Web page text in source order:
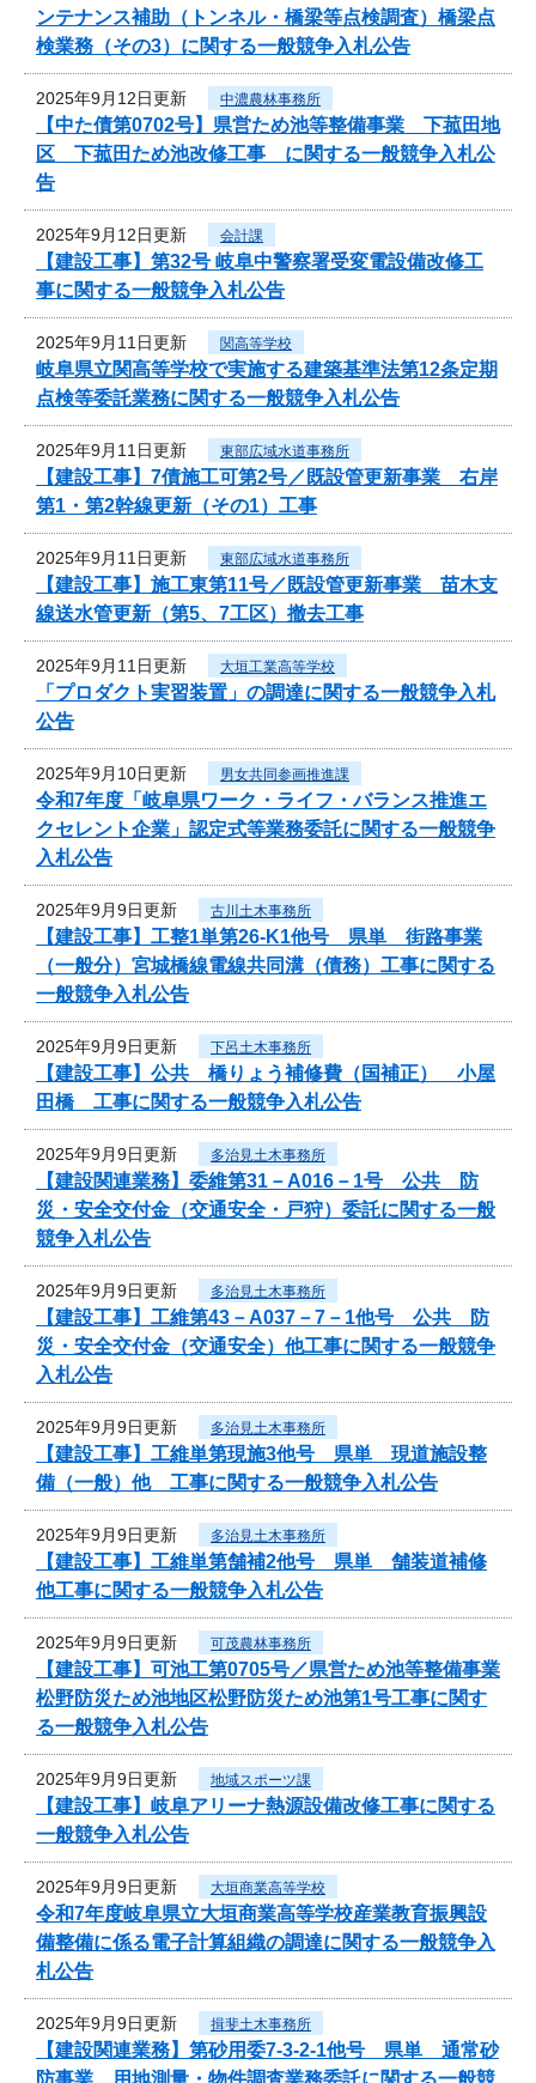
ンテナンス補助（トンネル・橋梁等点検調査）橋梁点
検業務（その3）に関する一般競争入札公告
2025年9月12日更新 中濃農林事務所
【中た債第0702号】県営ため池等整備事業 下菰田地
区 下菰田ため池改修工事 に関する一般競争入札公
告
2025年9月12日更新 会計課
【建設工事】第32号 岐阜中警察署受変電設備改修工
事に関する一般競争入札公告
2025年9月11日更新 関高等学校
岐阜県立関高等学校で実施する建築基準法第12条定期
点検等委託業務に関する一般競争入札公告
2025年9月11日更新 東部広域水道事務所
【建設工事】7債施工可第2号／既設管更新事業 右岸
第1・第2幹線更新（その1）工事
2025年9月11日更新 東部広域水道事務所
【建設工事】施工東第11号／既設管更新事業 苗木支
線送水管更新（第5、7工区）撤去工事
2025年9月11日更新 大垣工業高等学校
「プロダクト実習装置」の調達に関する一般競争入札
公告
2025年9月10日更新 男女共同参画推進課
令和7年度「岐阜県ワーク・ライフ・バランス推進エ
クセレント企業」認定式等業務委託に関する一般競争
入札公告
2025年9月9日更新 古川土木事務所
【建設工事】工整1単第26-K1他号 県単 街路事業
（一般分）宮城橋線電線共同溝（債務）工事に関する
一般競争入札公告
2025年9月9日更新 下呂土木事務所
【建設工事】公共 橋りょう補修費（国補正） 小屋
田橋 工事に関する一般競争入札公告
2025年9月9日更新 多治見土木事務所
【建設関連業務】委維第31－A016－1号 公共 防
災・安全交付金（交通安全・戸狩）委託に関する一般
競争入札公告
2025年9月9日更新 多治見土木事務所
【建設工事】工維第43－A037－7－1他号 公共 防
災・安全交付金（交通安全）他工事に関する一般競争
入札公告
2025年9月9日更新 多治見土木事務所
【建設工事】工維単第現施3他号 県単 現道施設整
備（一般）他 工事に関する一般競争入札公告
2025年9月9日更新 多治見土木事務所
【建設工事】工維単第舗補2他号 県単 舗装道補修
他工事に関する一般競争入札公告
2025年9月9日更新 可茂農林事務所
【建設工事】可池工第0705号／県営ため池等整備事業
松野防災ため池地区松野防災ため池第1号工事に関す
る一般競争入札公告
2025年9月9日更新 地域スポーツ課
【建設工事】岐阜アリーナ熱源設備改修工事に関する
一般競争入札公告
2025年9月9日更新 大垣商業高等学校
令和7年度岐阜県立大垣商業高等学校産業教育振興設
備整備に係る電子計算組織の調達に関する一般競争入
札公告
2025年9月9日更新 揖斐土木事務所
【建設関連業務】第砂用委7-3-2-1他号 県単 通常砂
防事業 用地測量・物件調査業務委託に関する一般競